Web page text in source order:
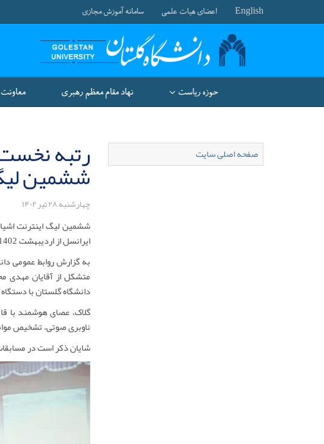
English اعضای هیات علمی سامانه آموزش مجازی
حوزه ریاست نهاد مقام معظم رهبری
صفحه اصلی سایت رتبه
ششمین
چهارشنبه ۲۸ تیر ۱۴۰۲
ششمین لیگ اینترنت
ایرانسل از اردیبهشت 1402 کار خود را آغاز کرده بود، روز سه‌شنبه 27 تیر 1402 در پژوهشگاه ارتباطات و فناوری اطلاعات تهران به کار خود پایان داد.
متشکل از آقایان مهدی
دانشگاه گلستان با
گلاک، عصای هوشمند با
ناوبری صوتی، تشخیص
شایان ذکر است در